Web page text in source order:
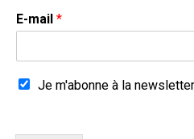
E-mail *
Je m'abonne à la newsletter